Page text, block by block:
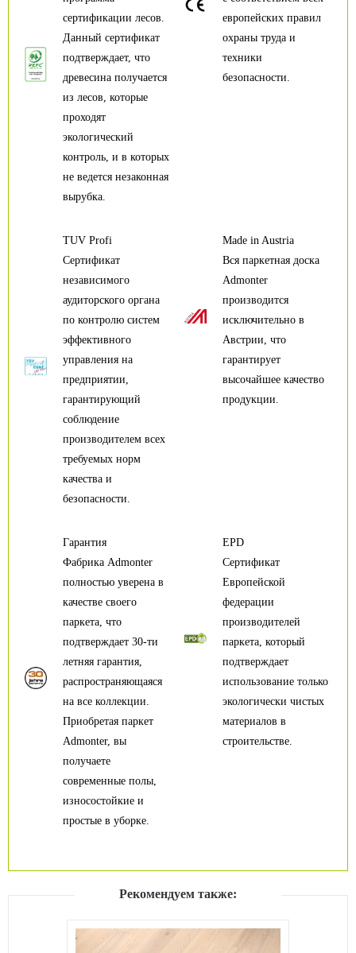
европейских правил
охраны труда и
техники
безопасности.
сертификации лесов.
Данный сертификат
подтверждает, что
древесина получается
из лесов, которые
проходят
экологический
контроль, и в которых
не ведется незаконная
вырубка.
TUV Profi
Сертификат
независимого
аудиторского органа
по контролю систем
эффективного
управления на
предприятии,
гарантирующий
соблюдение
производителем всех
требуемых норм
качества и
безопасности.
Made in Austria
Вся паркетная доска
Admonter
производится
исключительно в
Австрии, что
гарантирует
высочайшее качество
продукции.
EPD
Сертификат
Европейской
федерации
производителей
паркета, который
подтверждает
использование только
экологически чистых
материалов в
строительстве.
Гарантия
Фабрика Admonter
полностью уверена в
качестве своего
паркета, что
подтверждает 30-ти
летняя гарантия,
распространяющаяся
на все коллекции.
Приобретая паркет
Admonter, вы
получаете
современные полы,
износостойкие и
простые в уборке.
Рекомендуем также: